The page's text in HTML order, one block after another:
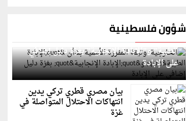
شؤون فلسطينية
الخارجية: وثيقة المقررة الأممية بشأن "الإبادة
الطبية" و"الإبادة الإنجابية" بغزة دليل إضافي
على الإبادة
بيان مصري قطري تركي يدين
انتهاكات الاحتلال المتواصلة في
غزة